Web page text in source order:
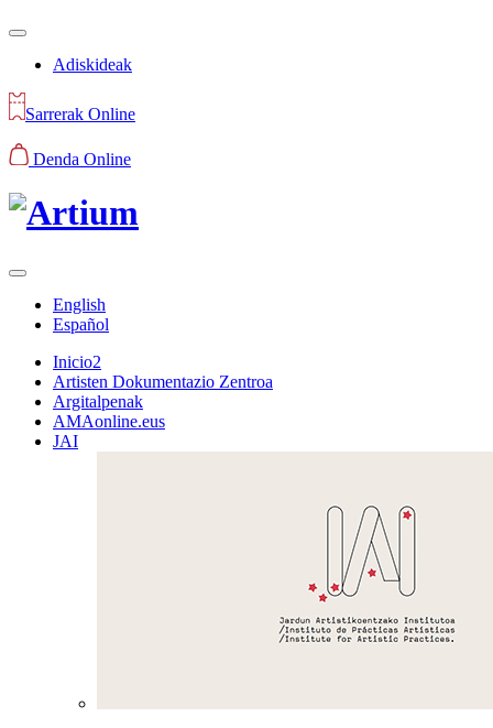
Adiskideak
Sarrerak Online
Denda Online
English
Español
Inicio2
Artisten Dokumentazio Zentroa
Argitalpenak
AMAonline.eus
JAI